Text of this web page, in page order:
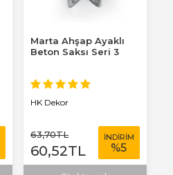
Marta Ahşap Ayaklı
Beton Saksı Seri 3
HK Dekor
63,70TL
60,52TL
İNDİRİM
%5